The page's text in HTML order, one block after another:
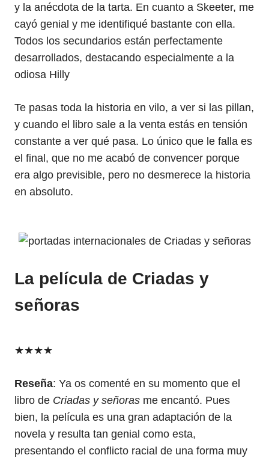
y la anécdota de la tarta. En cuanto a Skeeter, me
cayó genial y me identifiqué bastante con ella.
Todos los secundarios están perfectamente
desarrollados, destacando especialmente a la
odiosa Hilly
Te pasas toda la historia en vilo, a ver si las pillan,
y cuando el libro sale a la venta estás en tensión
constante a ver qué pasa. Lo único que le falla es
el final, que no me acabó de convencer porque
era algo previsible, pero no desmerece la historia
en absoluto.
La película de Criadas y
señoras
★★★★
Reseña: Ya os comenté en su momento que el
libro de Criadas y señoras me encantó. Pues
bien, la película es una gran adaptación de la
novela y resulta tan genial como esta,
presentando el conflicto racial de una forma muy